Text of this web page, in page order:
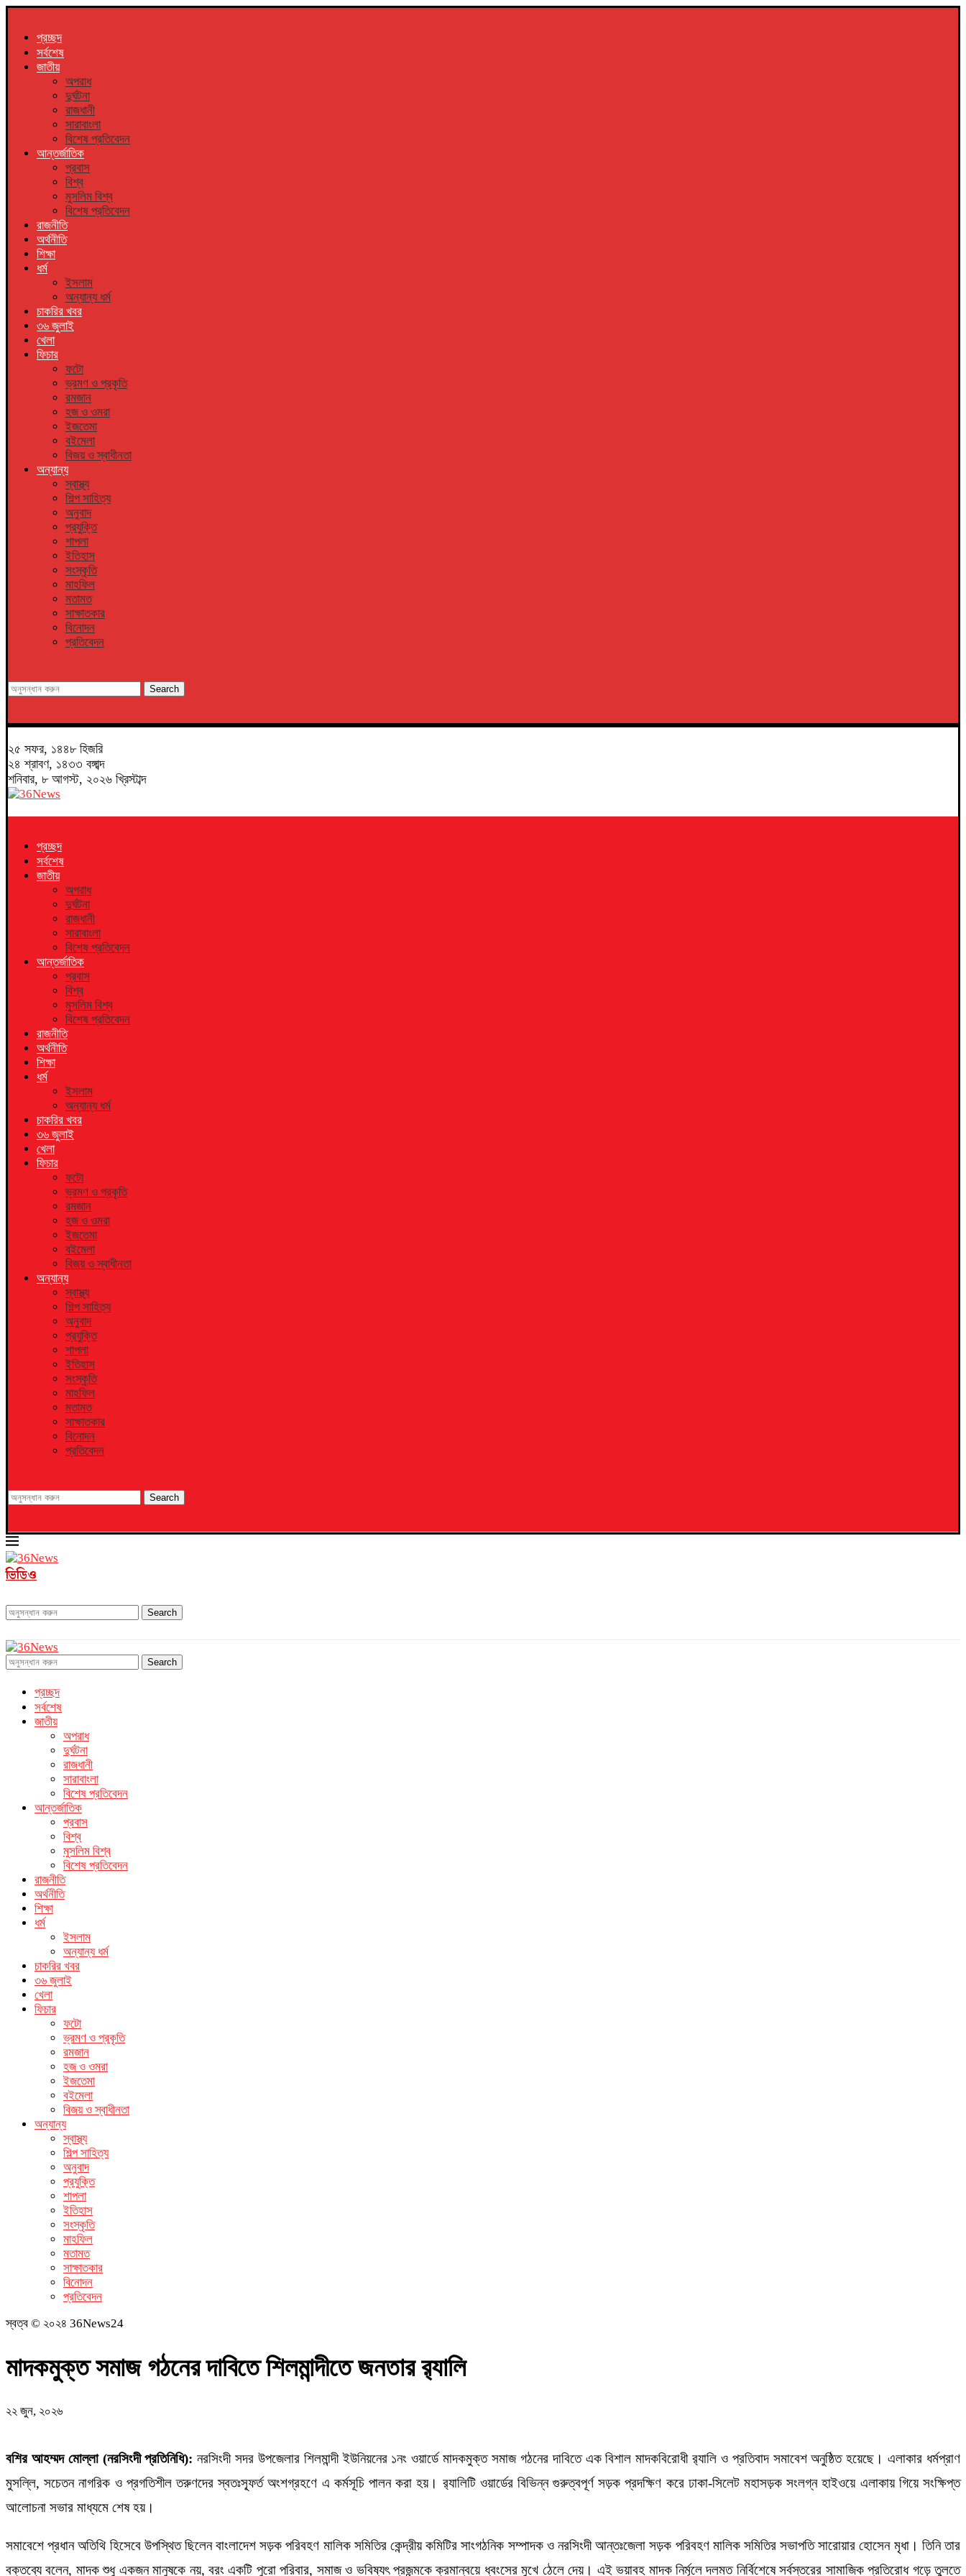
প্রচ্ছদ
সর্বশেষ
জাতীয়
অপরাধ
দুর্ঘটনা
রাজধানী
সারাবাংলা
বিশেষ প্রতিবেদন
আন্তর্জাতিক
প্রবাস
বিশ্ব
মুসলিম বিশ্ব
বিশেষ প্রতিবেদন
রাজনীতি
অর্থনীতি
শিক্ষা
ধর্ম
ইসলাম
অন্যান্য ধর্ম
চাকরির খবর
৩৬ জুলাই
খেলা
ফিচার
ফটো
ভ্রমণ ও প্রকৃতি
রমজান
হজ ও ওমরা
ইজতেমা
বইমেলা
বিজয় ও স্বাধীনতা
অন্যান্য
স্বাস্থ্য
শিল্প সাহিত্য
অনুবাদ
প্রযুক্তি
শাপলা
ইতিহাস
সংস্কৃতি
মাহফিল
মতামত
সাক্ষাতকার
বিনোদন
প্রতিবেদন
Search
২৫ সফর, ১৪৪৮ হিজরি
২৪ শ্রাবণ, ১৪৩৩ বঙ্গাব্দ
শনিবার, ৮ আগস্ট, ২০২৬ খ্রিস্টাব্দ
প্রচ্ছদ
সর্বশেষ
জাতীয়
অপরাধ
দুর্ঘটনা
রাজধানী
সারাবাংলা
বিশেষ প্রতিবেদন
আন্তর্জাতিক
প্রবাস
বিশ্ব
মুসলিম বিশ্ব
বিশেষ প্রতিবেদন
রাজনীতি
অর্থনীতি
শিক্ষা
ধর্ম
ইসলাম
অন্যান্য ধর্ম
চাকরির খবর
৩৬ জুলাই
খেলা
ফিচার
ফটো
ভ্রমণ ও প্রকৃতি
রমজান
হজ ও ওমরা
ইজতেমা
বইমেলা
বিজয় ও স্বাধীনতা
অন্যান্য
স্বাস্থ্য
শিল্প সাহিত্য
অনুবাদ
প্রযুক্তি
শাপলা
ইতিহাস
সংস্কৃতি
মাহফিল
মতামত
সাক্ষাতকার
বিনোদন
প্রতিবেদন
Search
ভিডিও
Search
Search
প্রচ্ছদ
সর্বশেষ
জাতীয়
অপরাধ
দুর্ঘটনা
রাজধানী
সারাবাংলা
বিশেষ প্রতিবেদন
আন্তর্জাতিক
প্রবাস
বিশ্ব
মুসলিম বিশ্ব
বিশেষ প্রতিবেদন
রাজনীতি
অর্থনীতি
শিক্ষা
ধর্ম
ইসলাম
অন্যান্য ধর্ম
চাকরির খবর
৩৬ জুলাই
খেলা
ফিচার
ফটো
ভ্রমণ ও প্রকৃতি
রমজান
হজ ও ওমরা
ইজতেমা
বইমেলা
বিজয় ও স্বাধীনতা
অন্যান্য
স্বাস্থ্য
শিল্প সাহিত্য
অনুবাদ
প্রযুক্তি
শাপলা
ইতিহাস
সংস্কৃতি
মাহফিল
মতামত
সাক্ষাতকার
বিনোদন
প্রতিবেদন
স্বত্ব © ২০২৪ 36News24
মাদকমুক্ত সমাজ গঠনের দাবিতে শিলমান্দীতে জনতার র‍্যালি
২২ জুন, ২০২৬
বশির আহম্মদ মোল্লা (নরসিংদী প্রতিনিধি): নরসিংদী সদর উপজেলার শিলমান্দী ইউনিয়নের ১নং ওয়ার্ডে মাদকমুক্ত সমাজ গঠনের দাবিতে এক বিশাল মাদকবিরোধী র‍্যালি ও প্রতিবাদ সমাবেশ অনুষ্ঠিত হয়েছে। এলাকার ধর্মপ্রাণ
মুসল্লি, সচেতন নাগরিক ও প্রগতিশীল তরুণদের স্বতঃস্ফূর্ত অংশগ্রহণে এ কর্মসূচি পালন করা হয়। র‍্যালিটি ওয়ার্ডের বিভিন্ন গুরুত্বপূর্ণ সড়ক প্রদক্ষিণ করে ঢাকা-সিলেট মহাসড়ক সংলগ্ন হাইওয়ে এলাকায় গিয়ে সংক্ষিপ্ত
আলোচনা সভার মাধ্যমে শেষ হয়।
সমাবেশে প্রধান অতিথি হিসেবে উপস্থিত ছিলেন বাংলাদেশ সড়ক পরিবহণ মালিক সমিতির কেন্দ্রীয় কমিটির সাংগঠনিক সম্পাদক ও নরসিংদী আন্তঃজেলা সড়ক পরিবহণ মালিক সমিতির সভাপতি সারোয়ার হোসেন মৃধা। তিনি তার
বক্তব্যে বলেন, মাদক শুধু একজন মানুষকে নয়, বরং একটি পুরো পরিবার, সমাজ ও ভবিষ্যৎ প্রজন্মকে ক্রমান্বয়ে ধ্বংসের মুখে ঠেলে দেয়। এই ভয়াবহ মাদক নির্মূলে দলমত নির্বিশেষে সর্বস্তরের সামাজিক প্রতিরোধ গড়ে তুলতে